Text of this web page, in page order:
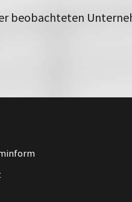
beobachteten